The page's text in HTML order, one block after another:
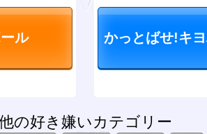
の好き嫌いカテゴリー